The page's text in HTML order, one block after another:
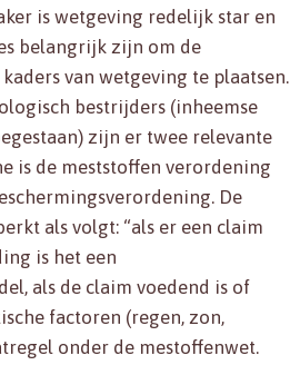
is wetgeving redelijk star en
belangrijk zijn om de
van wetgeving te plaatsen.
bestrijders (inheemse
zijn er twee relevante
is de meststoffen verordening
De
als volgt: “als er een claim
is het een
als de claim voedend is of
factoren (regen, zon,
onder de mestoffenwet.